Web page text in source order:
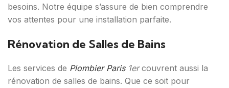
besoins. Notre équipe s’assure de bien comprendre
vos attentes pour une installation parfaite.
Rénovation de Salles de Bains
Les services de Plombier Paris1ercouvrent aussi la
rénovation de salles de bains. Que ce soit pour